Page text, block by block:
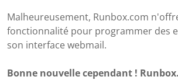
Malheureusement, Runbox.com
fonctionnalité pour programmer des
son interface webmail.
Bonne nouvelle cependant !